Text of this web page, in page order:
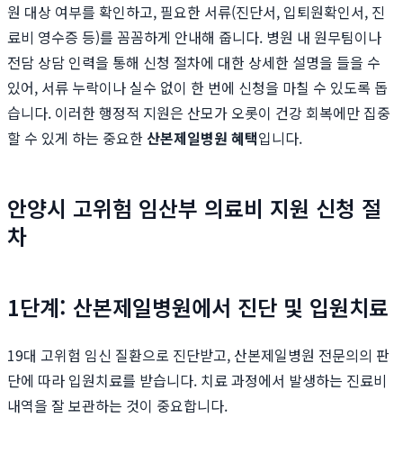
원 대상 여부를 확인하고, 필요한 서류(진단서, 입퇴원확인서, 진
료비 영수증 등)를 꼼꼼하게 안내해 줍니다. 병원 내 원무팀이나
전담 상담 인력을 통해 신청 절차에 대한 상세한 설명을 들을 수
있어, 서류 누락이나 실수 없이 한 번에 신청을 마칠 수 있도록 돕
습니다. 이러한 행정적 지원은 산모가 오롯이 건강 회복에만 집중
할 수 있게 하는 중요한산본제일병원 혜택입니다.
안양시 고위험 임산부 의료비 지원 신청 절
차
1단계: 산본제일병원에서 진단 및 입원치료
19대 고위험 임신 질환으로 진단받고, 산본제일병원 전문의의 판
단에 따라 입원치료를 받습니다. 치료 과정에서 발생하는 진료비
내역을 잘 보관하는 것이 중요합니다.